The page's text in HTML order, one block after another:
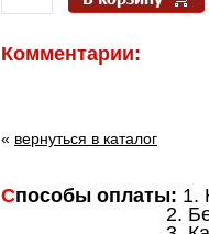
Комментарии:
« вернуться в каталог
Способы оплаты: 1.
2. Безналичный